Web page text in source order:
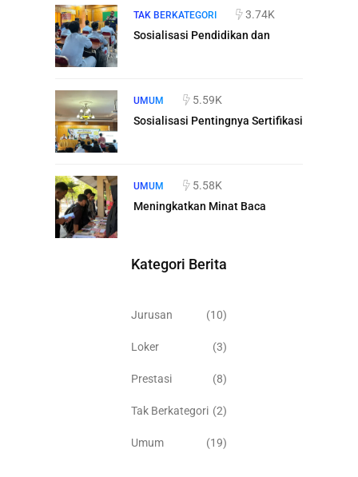
TAK BERKATEGORI
3.74K
Sosialisasi Pendidikan dan
UMUM
5.59K
Sosialisasi Pentingnya Sertifikasi
UMUM
5.58K
Meningkatkan Minat Baca
Kategori Berita
Jurusan (10)
Loker (3)
Prestasi (8)
Tak Berkategori (2)
Umum (19)